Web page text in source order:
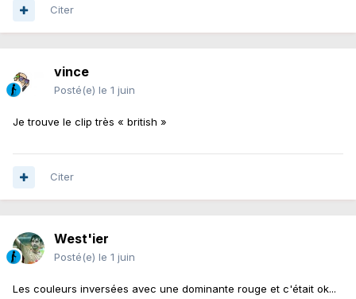
Citer
vince
Posté(e) le 1 juin
Je trouve le clip très « british »
Citer
West'ier
Posté(e) le 1 juin
Les couleurs inversées avec une dominante rouge et c'était ok...